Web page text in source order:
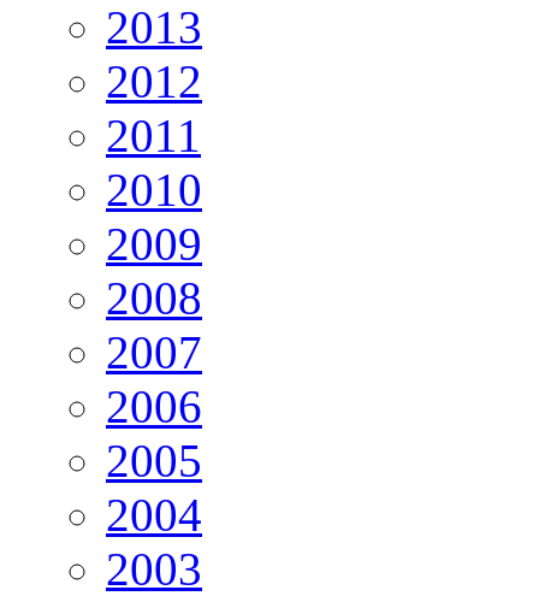
2013
2012
2011
2010
2009
2008
2007
2006
2005
2004
2003